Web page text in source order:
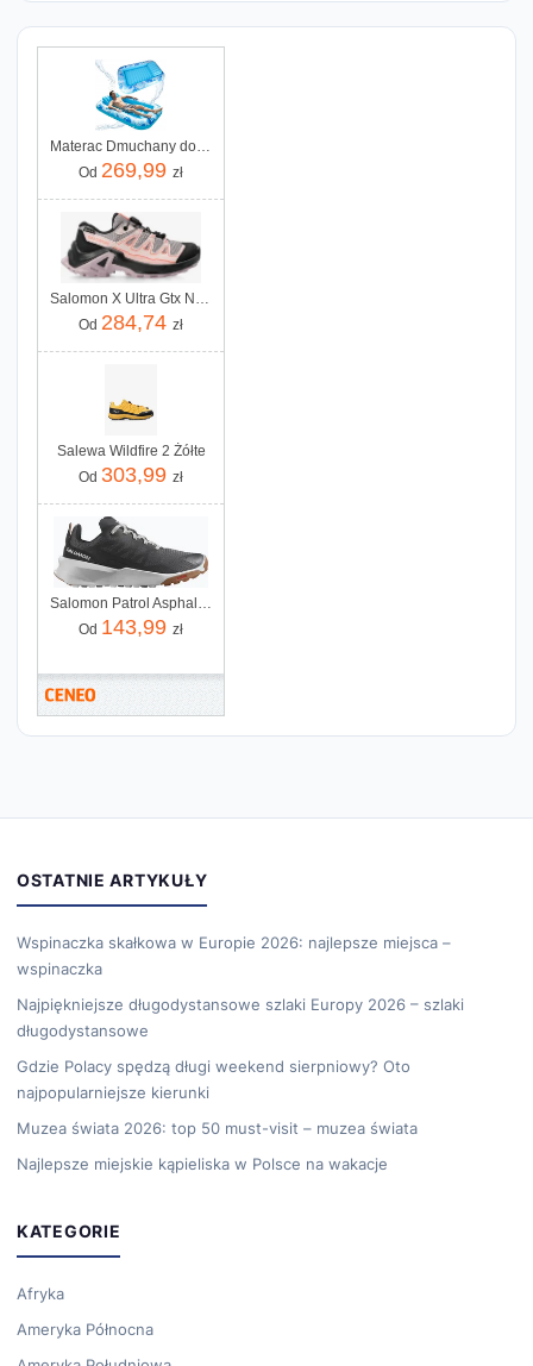
Materac Dmuchany do Pływania Leżak do Opalania z Poduszką 175cm Niebieski
Od 269,99 zł
Salomon X Ultra Gtx Nirva Black Coral
Od 284,74 zł
Salewa Wildfire 2 Żółte
Od 303,99 zł
Salomon Patrol Asphalt Rainy Day Pecan Brown
Od 143,99 zł
OSTATNIE ARTYKUŁY
Wspinaczka skałkowa w Europie 2026: najlepsze miejsca –
wspinaczka
Najpiękniejsze długodystansowe szlaki Europy 2026 – szlaki
długodystansowe
Gdzie Polacy spędzą długi weekend sierpniowy? Oto
najpopularniejsze kierunki
Muzea świata 2026: top 50 must-visit – muzea świata
Najlepsze miejskie kąpieliska w Polsce na wakacje
KATEGORIE
Afryka
Ameryka Północna